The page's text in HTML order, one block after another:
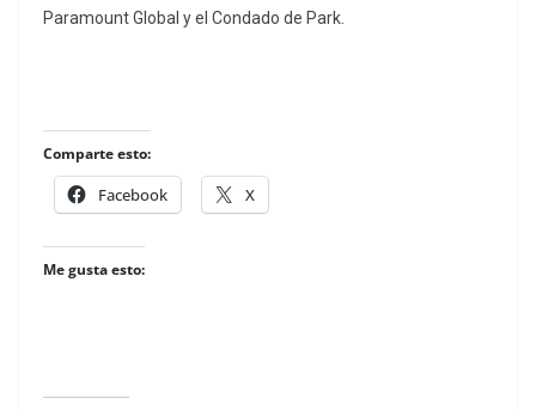
Paramount Global y el Condado de Park.
Comparte esto:
Facebook X
Me gusta esto: